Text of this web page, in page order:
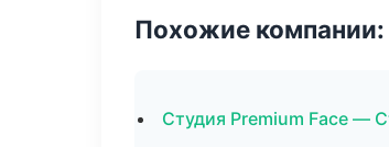
Похожие
Студия Premium Face —